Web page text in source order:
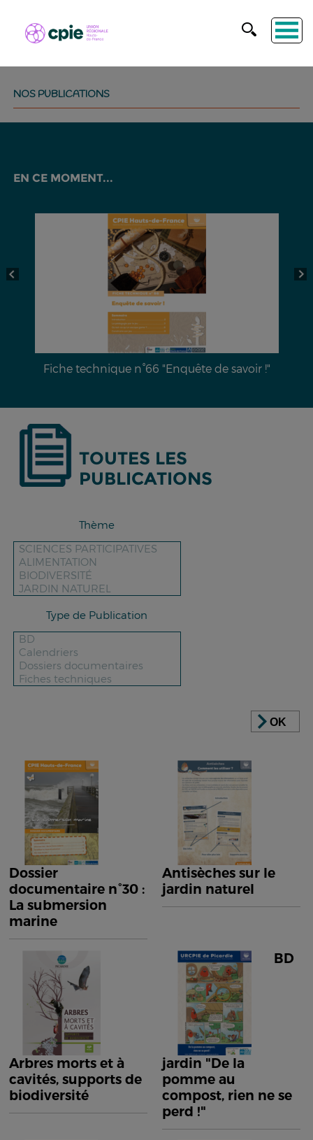
NOS PUBLICATIONS
EN CE MOMENT...
technique n°66 "Enquête de savoir !" Dossier
TOUTES LES
PUBLICATIONS
Thème
Type de Publication
OK
Dossier
documentaire n°30 :
La submersion
marine
Antisèches sur le
jardin naturel
Arbres morts et à
cavités, supports de
biodiversité
BD
jardin "De la
pomme au
compost, rien ne se
perd !"